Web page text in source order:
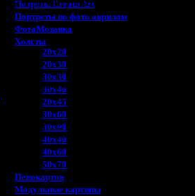
Потреты Dream Art
Портреты по фото акрилом
ФотоМозаика
Холсты
20х20
20х30
30х30
30х40
20х45
30х60
30х90
40х40
40х60
50х70
Пенокартон
Модульные картины
: ★
коврики для мыши получились
нужные размеры порадовала.